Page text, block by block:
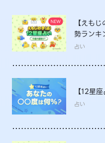
【えも
勢ラン
は？
占い
【12星
占い